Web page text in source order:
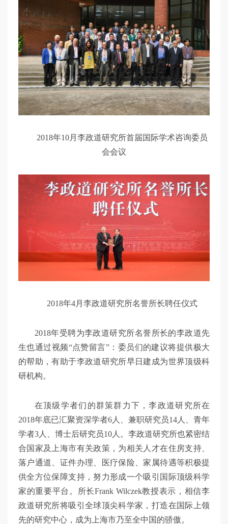
2018年10月李政道研究所首届国际学术咨询委员
会会议
2018年4月李政道研究所名誉所长聘任仪式
2018年受聘为李政道研究所名誉所长的李政道先
生也通过视频“点赞留言”：委员们的建议将提供极大
的帮助，有助于李政道研究所早日建成为世界顶级科
研机构。
在顶级学者们的群策群力下，李政道研究所在
2018年底已汇聚资深学者6人、兼职研究员14人、青年
学者3人、博士后研究员10人。李政道研究所也紧密结
合国家及上海市有关政策，为相关人才在住房支持、
落户通道、证件办理、医疗保险、家属待遇等积极提
供全方位保障支持，努力形成一个吸引国际顶级科学
家的重要平台。所长Frank Wilczek教授表示，相信李
政道研究所将吸引全球顶尖科学家，打造在国际上领
先的研究中心，成为上海市乃至全中国的骄傲。